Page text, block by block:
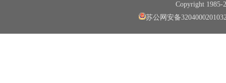
Copyright 1985-
苏公网安备